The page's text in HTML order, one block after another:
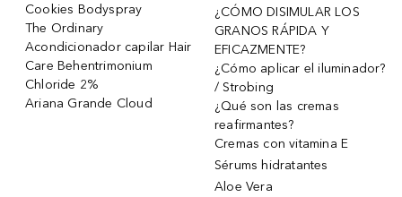
Cookies Bodyspray
The Ordinary
Acondicionador capilar Hair
Care Behentrimonium
Chloride 2%
Ariana Grande Cloud
¿CÓMO DISIMULAR LOS
GRANOS RÁPIDA Y
EFICAZMENTE?
¿Cómo aplicar el iluminador?
/ Strobing
¿Qué son las cremas
reafirmantes?
Cremas con vitamina E
Sérums hidratantes
Aloe Vera